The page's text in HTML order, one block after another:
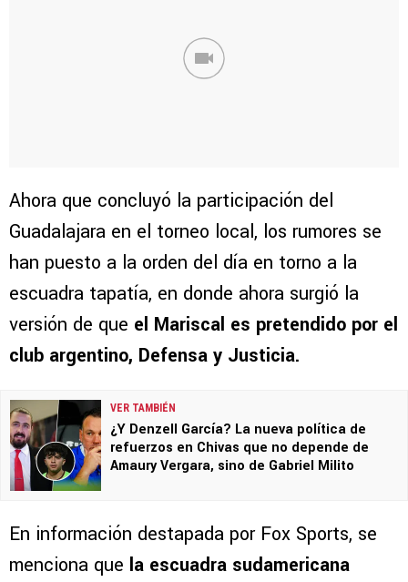
Ahora que concluyó la participación del
Guadalajara en el torneo local, los rumores se
han puesto a la orden del día en torno a la
escuadra tapatía, en donde ahora surgió la
versión de que el Mariscal es pretendido por el
club argentino, Defensa y Justicia.
VER TAMBIÉN
¿Y Denzell García? La nueva política de
refuerzos en Chivas que no depende de
Amaury Vergara, sino de Gabriel Milito
En información destapada por Fox Sports, se
menciona que la escuadra sudamericana